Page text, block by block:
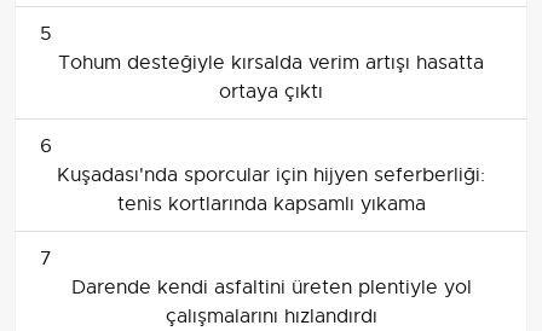
5
Tohum desteğiyle kırsalda verim artışı hasatta
ortaya çıktı
6
Kuşadası'nda sporcular için hijyen seferberliği:
tenis kortlarında kapsamlı yıkama
7
Darende kendi asfaltini üreten plentiyle yol
çalışmalarını hızlandırdı